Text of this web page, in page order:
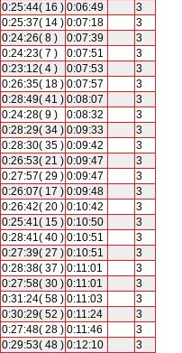
0:25:44( 16 ) 0:06:49
3
0:25:37( 14 ) 0:07:18
3
0:24:26( 8 ) 0:07:39
3
0:24:23( 7 ) 0:07:51
3
0:23:12( 4 ) 0:07:53
3
0:26:35( 18 ) 0:07:57
3
0:28:49( 41 ) 0:08:07
3
0:24:28( 9 ) 0:08:32
3
0:28:29( 34 ) 0:09:33
3
0:28:30( 35 ) 0:09:42
3
0:26:53( 21 ) 0:09:47
3
0:27:57( 29 ) 0:09:47
3
0:26:07( 17 ) 0:09:48
3
0:26:42( 20 ) 0:10:42
3
0:25:41( 15 ) 0:10:50
3
0:28:41( 40 ) 0:10:51
3
0:27:39( 27 ) 0:10:51
3
0:28:38( 37 ) 0:11:01
3
0:27:58( 30 ) 0:11:01
3
0:31:24( 58 ) 0:11:03
3
0:30:29( 52 ) 0:11:24
3
0:27:48( 28 ) 0:11:46
3
0:29:53( 48 ) 0:12:10
3